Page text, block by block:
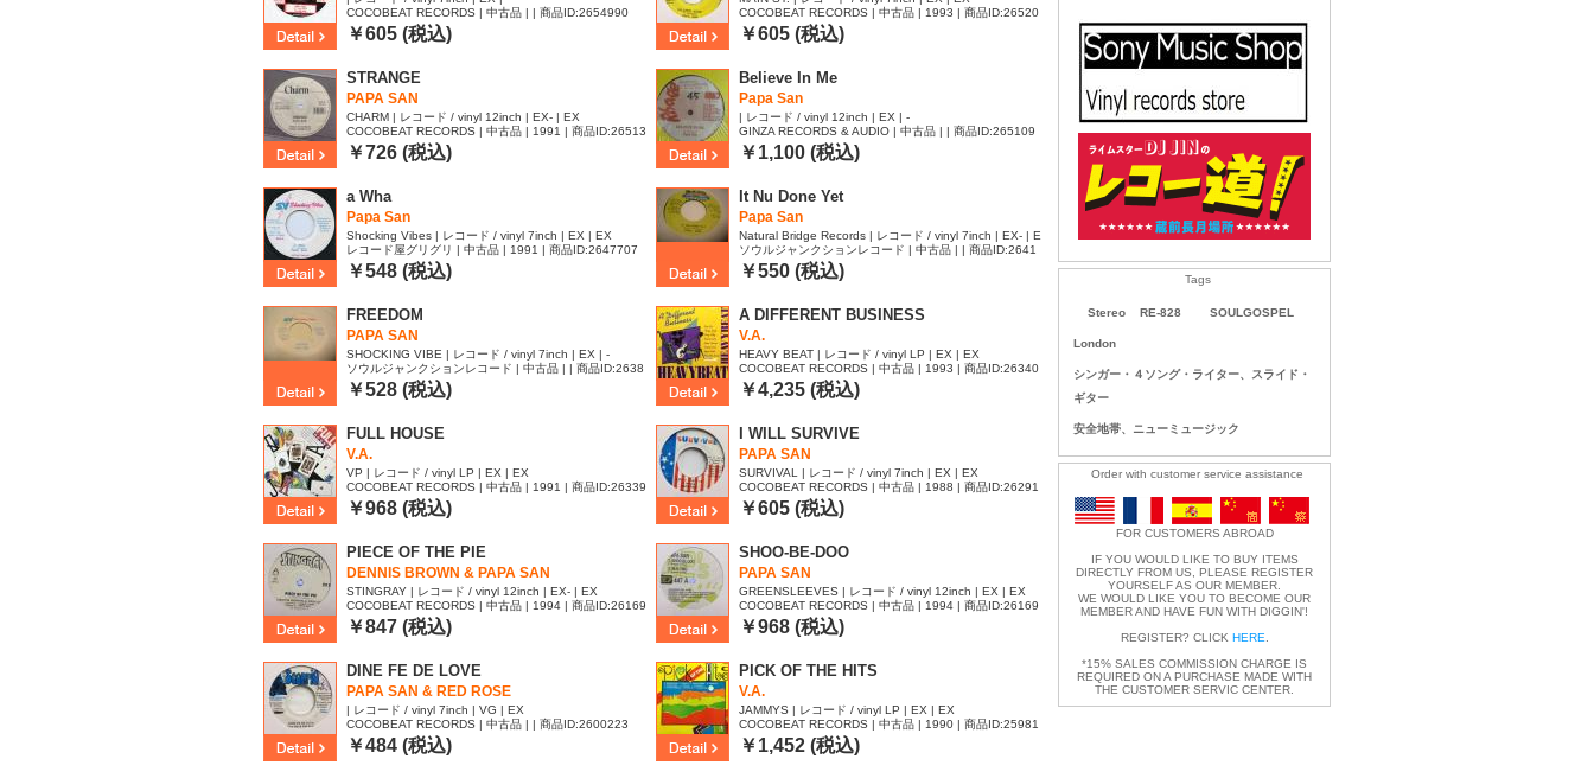
COCOBEAT RECORDS | 中古品 | | 商品ID:2654990
￥605 (税込)
COCOBEAT RECORDS | 中古品 | 1993 | 商品ID:26520
89
￥605 (税込)
STRANGE
PAPA SAN
CHARM | レコード / vinyl 12inch | EX- | EX
COCOBEAT RECORDS | 中古品 | 1991 | 商品ID:26513
69
￥726 (税込)
Believe In Me
Papa San
| レコード / vinyl 12inch | EX | -
GINZA RECORDS & AUDIO | 中古品 | | 商品ID:265109
2￥1,100 (税込)
a Wha
Papa San
Shocking Vibes | レコード / vinyl 7inch | EX | EX
レコード屋グリグリ | 中古品 | 1991 | 商品ID:2647707
￥548 (税込)
It Nu Done Yet
Papa San
Natural Bridge Records | レコード / vinyl 7inch | EX- | E
X-
ソウルジャンクションレコード | 中古品 | | 商品ID:2641
647
￥550 (税込)
FREEDOM
PAPA SAN
SHOCKING VIBE | レコード / vinyl 7inch | EX | -
ソウルジャンクションレコード | 中古品 | | 商品ID:2638
908
￥528 (税込)
A DIFFERENT BUSINESS
V.A.
HEAVY BEAT | レコード / vinyl LP | EX | EX
COCOBEAT RECORDS | 中古品 | 1993 | 商品ID:26340
69
￥4,235 (税込)
FULL HOUSE
V.A.
VP | レコード / vinyl LP | EX | EX
COCOBEAT RECORDS | 中古品 | 1991 | 商品ID:26339
52
￥968 (税込)
I WILL SURVIVE
PAPA SAN
SURVIVAL | レコード / vinyl 7inch | EX | EX
COCOBEAT RECORDS | 中古品 | 1988 | 商品ID:26291
58
￥605 (税込)
PIECE OF THE PIE
DENNIS BROWN & PAPA SAN
STINGRAY | レコード / vinyl 12inch | EX- | EX
COCOBEAT RECORDS | 中古品 | 1994 | 商品ID:26169
70
￥847 (税込)
SHOO-BE-DOO
PAPA SAN
GREENSLEEVES | レコード / vinyl 12inch | EX | EX
COCOBEAT RECORDS | 中古品 | 1994 | 商品ID:26169
56
￥968 (税込)
DINE FE DE LOVE
PAPA SAN & RED ROSE
| レコード / vinyl 7inch | VG | EX
COCOBEAT RECORDS | 中古品 | | 商品ID:2600223
￥484 (税込)
PICK OF THE HITS
V.A.
JAMMYS | レコード / vinyl LP | EX | EX
COCOBEAT RECORDS | 中古品 | 1990 | 商品ID:25981
74
￥1,452 (税込)
Tags
Stereo RE-828 SOULGOSPEL
London
シンガー・４ソング・ライター、スライド・
ギター
安全地帯、ニューミュージック
Order with customer service assistance
FOR CUSTOMERS ABROAD
IF YOU WOULD LIKE TO BUY ITEMS
DIRECTLY FROM US, PLEASE REGISTER
YOURSELF AS OUR MEMBER.
WE WOULD LIKE YOU TO BECOME OUR
MEMBER AND HAVE FUN WITH DIGGIN'!
REGISTER? CLICK HERE
*15% SALES COMMISSION CHARGE IS
REQUIRED ON A PURCHASE MADE WITH
THE CUSTOMER SERVIC CENTER.